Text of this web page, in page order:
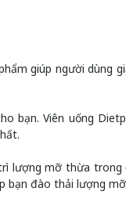
giúp người dùng
bạn. Viên uống
lượng mỡ thừa
bạn đào thải lượng